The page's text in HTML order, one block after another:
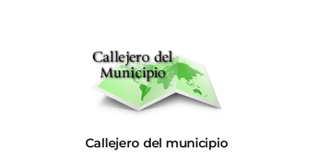
Callejero del municipio